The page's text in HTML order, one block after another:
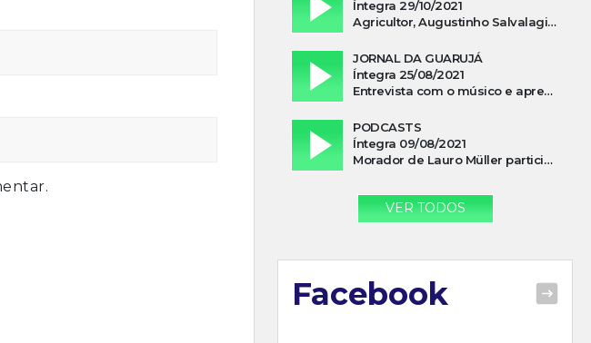
Íntegra 29/10/2021
Agricultor, Augustinho Salvalagio, relata sobre aparição do Cavaleiro Negro no Rio das Furnas
JORNAL DA GUARUJÁ
Íntegra 25/08/2021
Entrevista com o músico e apresentador, Lismael Ferrareis, no Cidade e Campo
PODCASTS
Íntegra 09/08/2021
Morador de Lauro Müller participa de motociata em apoio a Bolsonaro
VER TODOS
Facebook